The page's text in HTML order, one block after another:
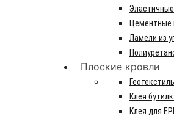
Цементные
Ламели из
Плоские кровли
Геотекстиль
Клея
Клея для